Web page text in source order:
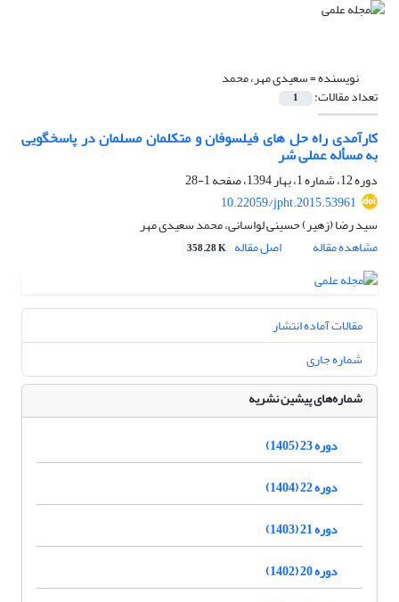
نویسنده =سعیدی مهر، محمد
تعداد مقالات: 1
کارآمدی راه حل های فیلسوفان و متکلمان مسلمان در پاسخگویی
به مسأله عملی شر
دوره 12، شماره 1، بهار 1394، صفحه
1-28
10.22059/jpht.2015.53961
سید رضا (زهیر) حسینی لواسانی، محمد سعیدی مهر
مشاهده مقاله
اصل مقاله 358.28 K
مقالات آماده انتشار
شماره جاری
شماره‌های پیشین نشریه
دوره 23 (1405)
دوره 22 (1404)
دوره 21 (1403)
دوره 20 (1402)